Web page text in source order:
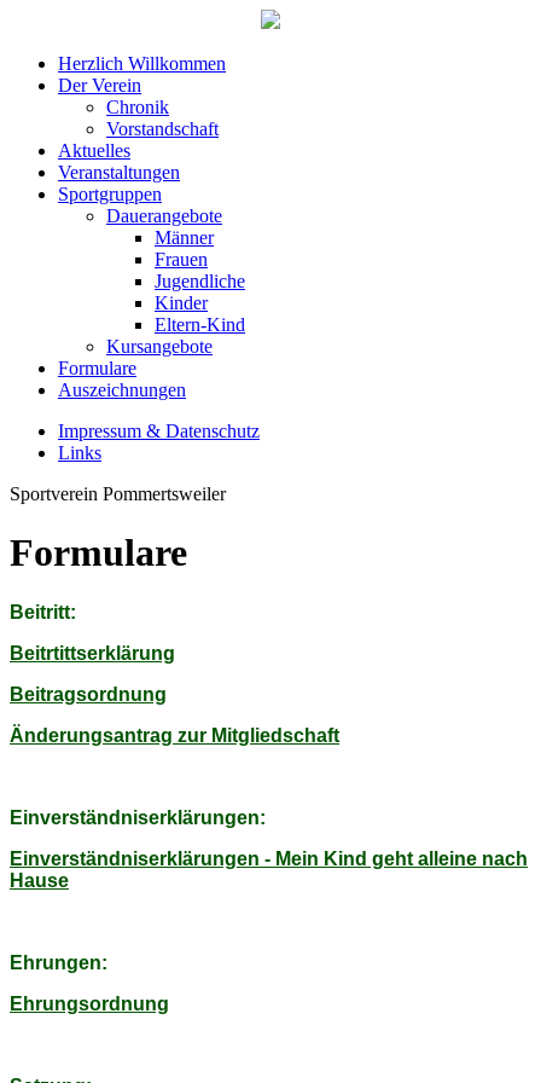
Herzlich Willkommen
Der Verein
Chronik
Vorstandschaft
Aktuelles
Veranstaltungen
Sportgruppen
Dauerangebote
Männer
Frauen
Jugendliche
Kinder
Eltern-Kind
Kursangebote
Formulare
Auszeichnungen
Impressum & Datenschutz
Links
Sportverein Pommertsweiler
Formulare
Beitritt:
Beitrtittserklärung
Beitragsordnung
Änderungsantrag zur Mitgliedschaft
Einverständniserklärungen:
Einverständniserklärungen - Mein Kind geht alleine nach
Hause
Ehrungen:
Ehrungsordnung